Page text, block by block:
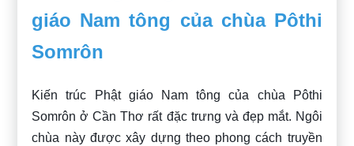
giáo Nam tông của chùa Pôthi
Somrôn
Kiến trúc Phật giáo Nam tông của chùa Pôthi
Somrôn ở Cần Thơ rất đặc trưng và đẹp mắt. Ngôi
chùa này được xây dựng theo phong cách truyền